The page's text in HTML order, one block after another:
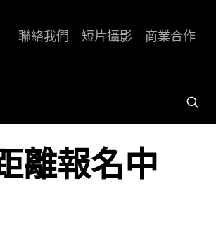
聯絡我們 短片攝影 商業合作
離報名中